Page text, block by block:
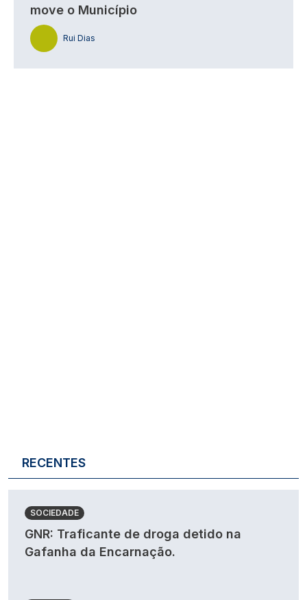
move o Município
Rui Dias
RECENTES
SOCIEDADE
GNR: Traficante de droga detido na
Gafanha da Encarnação.